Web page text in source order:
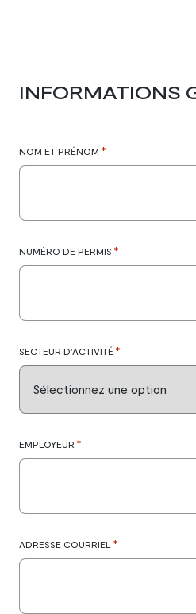
INFORMATIONS
NOM ET PRÉNOM *
NUMÉRO DE PERMIS *
SECTEUR D'ACTIVITÉ *
EMPLOYEUR *
ADRESSE COURRIEL *